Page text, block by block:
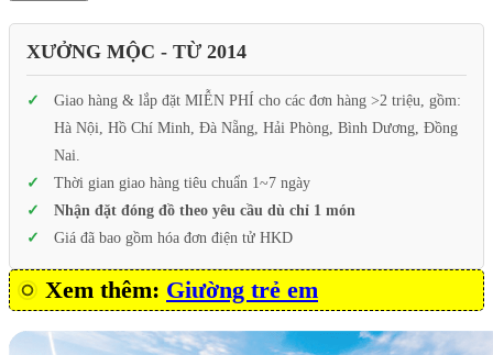
XƯỞNG MỘC - TỪ 2014
Giao hàng & lắp đặt MIỄN PHÍ cho các đơn hàng >2 triệu, gồm:
Hà Nội, Hồ Chí Minh, Đà Nẵng, Hải Phòng, Bình Dương, Đồng
Nai.
Thời gian giao hàng tiêu chuẩn 1~7 ngày
Nhận đặt đóng đồ theo yêu cầu dù chỉ 1 món
Giá đã bao gồm hóa đơn điện tử HKD
Xem thêm: Giường trẻ em